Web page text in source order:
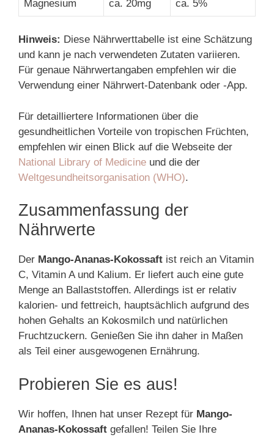
Magnesium ca. 20mg ca. 5%
Hinweis: Diese Nährwerttabelle ist eine Schätzung
und kann je nach verwendeten Zutaten variieren.
Für genaue Nährwertangaben empfehlen wir die
Verwendung einer Nährwert-Datenbank oder -App.
Für detailliertere Informationen über die
gesundheitlichen Vorteile von tropischen Früchten,
empfehlen wir einen Blick auf die Webseite der
National Library of Medicine und die der
Weltgesundheitsorganisation (WHO).
Zusammenfassung der
Nährwerte
Der Mango-Ananas-Kokossaft ist reich an Vitamin
C, Vitamin A und Kalium. Er liefert auch eine gute
Menge an Ballaststoffen. Allerdings ist er relativ
kalorien- und fettreich, hauptsächlich aufgrund des
hohen Gehalts an Kokosmilch und natürlichen
Fruchtzuckern. Genießen Sie ihn daher in Maßen
als Teil einer ausgewogenen Ernährung.
Probieren Sie es aus!
Wir hoffen, Ihnen hat unser Rezept für Mango-
Ananas-Kokossaft gefallen! Teilen Sie Ihre